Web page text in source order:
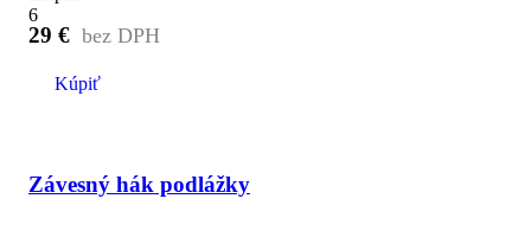
29 €
Kúpiť
Závesný hák podlážky